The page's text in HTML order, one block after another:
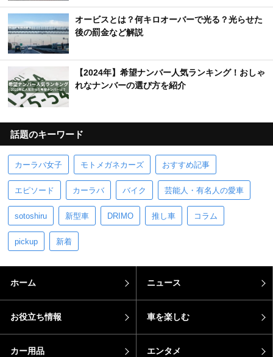
オービスとは？何キロオーバーで光る？光らせた
後の罰金など解説
【2024年】希望ナンバー人気ランキング！おしゃ
れなナンバーの選び方を紹介
話題のキーワード
カーラバ女子 モトメガネカーズ おすすめ記事
エピソード カーラバ バイク 芸能人・有名人の愛車
sotoshiru 新型車 DRIMO 推し車 コラム
pickup 新着
ホーム ニュース
お役立ち情報 車を楽しむ
カー用品 エンタメ